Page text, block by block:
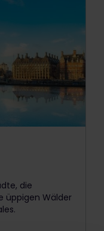
die
üppigen Wälder